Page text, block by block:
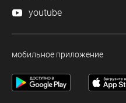
youtube
мобильное приложение